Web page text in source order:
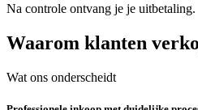
Na controle ontvang je je uitbetaling.
Waarom klanten
Wat ons onderscheidt